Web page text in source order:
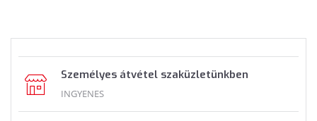
Személyes átvétel szaküzletünkben
INGYENES